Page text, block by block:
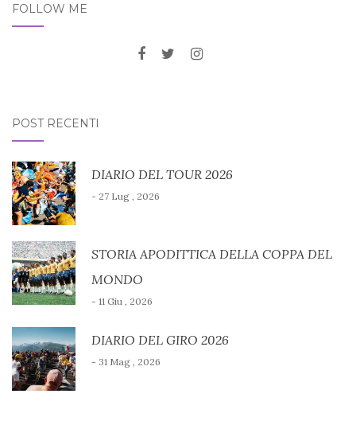
FOLLOW ME
POST RECENTI
DIARIO DEL TOUR 2026
- 27 Lug , 2026
STORIA APODITTICA DELLA COPPA DEL
MONDO
- 11 Giu , 2026
DIARIO DEL GIRO 2026
- 31 Mag , 2026